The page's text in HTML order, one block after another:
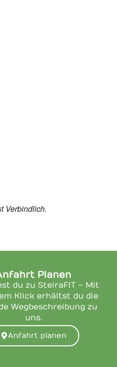
Verbindlich.
Planen
du zu SteiraFIT – Mit
Klick erhältst du die
Wegbeschreibung zu
uns.
Anfahrt planen